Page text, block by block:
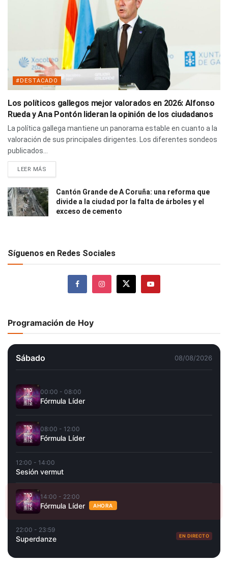
#DESTACADO
Los políticos gallegos mejor valorados en 2026: Alfonso
Rueda y Ana Pontón lideran la opinión de los ciudadanos
La política gallega mantiene un panorama estable en cuanto a la
valoración de sus principales dirigentes. Los diferentes sondeos
publicados...
LEER MÁS
Cantón Grande de A Coruña: una reforma que
divide a la ciudad por la falta de árboles y el
exceso de cemento
Síguenos en Redes Sociales
Programación de Hoy
Sábado 08/08/2026
00:00 - 08:00
Fórmula Líder
08:00 - 12:00
Fórmula Líder
12:00 - 14:00
Sesión vermut
14:00 - 22:00
Fórmula Líder AHORA
22:00 - 23:59
Superdanze EN DIRECTO